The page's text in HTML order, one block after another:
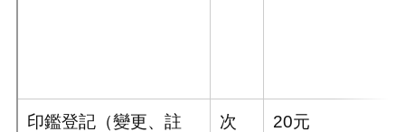
印鑑登記（變更、註
次
20元